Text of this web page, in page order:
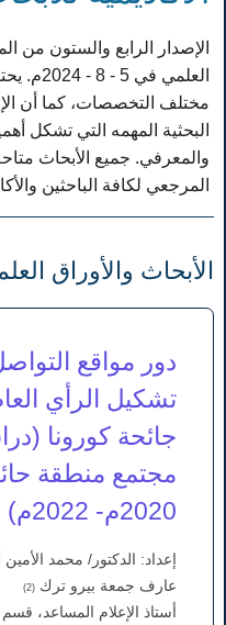
الإصدار الرابع والستون من
العلمي
مختلف التخصصات، كما أن
البحثية المهمه التي تشكل
والمعرفي. جميع الأبحاث
المرجعي لكافة الباحثين
الأبحاث والأوراق
دور مواقع
تشكيل الرأي
جائحة كورونا
مجتمع منطقة
2020م- 2022م)
إعداد: الدكتور/ محمد
عارف جمعة بيرو ترك (2)
أستاذ الإعلام المساعد، قسم